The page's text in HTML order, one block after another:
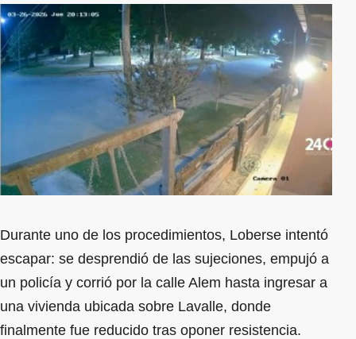
Durante uno de los procedimientos, Loberse intentó
escapar: se desprendió de las sujeciones, empujó a
un policía y corrió por la calle Alem hasta ingresar a
una vivienda ubicada sobre Lavalle, donde
finalmente fue reducido tras oponer resistencia.